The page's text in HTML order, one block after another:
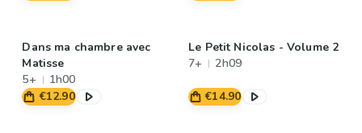
Dans ma chambre avec
Matisse
5+
1h00
€12.90
Le Petit Nicolas - Volume 2
7+
2h09
€14.90